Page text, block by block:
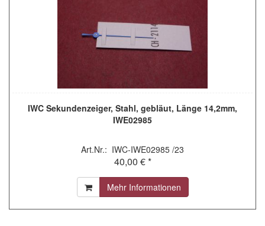
IWC Sekundenzeiger, Stahl, gebläut, Länge 14,2mm,
IWE02985
Art.Nr.: IWC-IWE02985 /23
40,00 € *
Mehr Informationen